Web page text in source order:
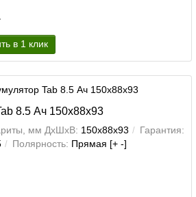
в 1 клик
8.5 Ач 150x88x93
мм ДхШхВ: 150x88x93
Гарантия:
Полярность: Прямая [+ -]